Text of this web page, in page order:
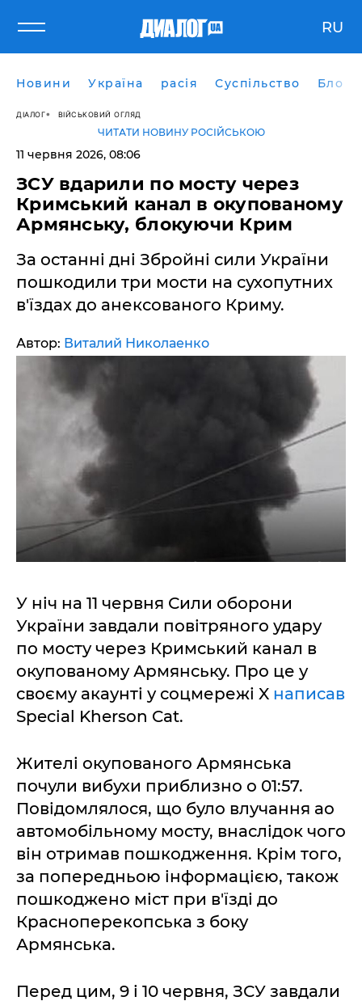
RU
Новини Україна расія Суспільство Блоги
ДІАЛОГ ВІЙСЬКОВИЙ ОГЛЯД
ЧИТАТИ НОВИНУ РОСІЙСЬКОЮ
11 червня 2026, 08:06
ЗСУ вдарили по мосту через
Кримський канал в окупованому
Армянську, блокуючи Крим
За останні дні Збройні сили України
пошкодили три мости на сухопутних
в'їздах до анексованого Криму.
Автор: Виталий Николаенко
У ніч на 11 червня Сили оборони
України завдали повітряного удару
по мосту через Кримський канал в
окупованому Армянську. Про це у
своєму акаунті у соцмережі X написав
Special Kherson Cat.
Жителі окупованого Армянська
почули вибухи приблизно о 01:57.
Повідомлялося, що було влучання ао
автомобільному мосту, внаслідок чого
він отримав пошкодження. Крім того,
за попередньою інформацією, також
пошкоджено міст при в'їзді до
Красноперекопська з боку
Армянська.
Перед цим, 9 і 10 червня, ЗСУ завдали